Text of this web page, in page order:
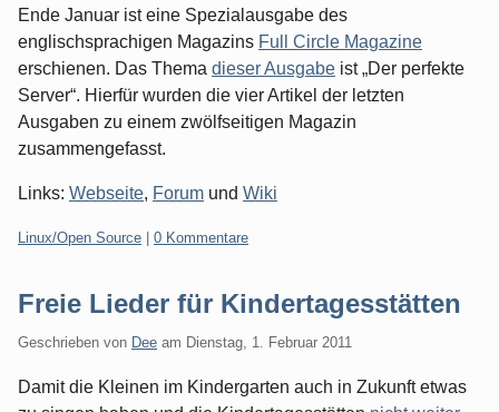
Ende Januar ist eine Spezialausgabe des
englischsprachigen Magazins Full Circle Magazine
erschienen. Das Thema dieser Ausgabe ist „Der perfekte
Server“. Hierfür wurden die vier Artikel der letzten
Ausgaben zu einem zwölfseitigen Magazin
zusammengefasst.
Links: Webseite, Forum und Wiki
Kategorien:
Linux/Open Source 0 Kommentare
Freie Lieder für Kindertagesstätten
Geschrieben von Dee am Dienstag, 1. Februar 2011
Damit die Kleinen im Kindergarten auch in Zukunft etwas